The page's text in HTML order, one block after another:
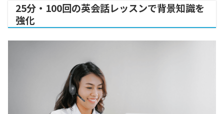
25分・100回の英会話レッスンで背景知識を
強化